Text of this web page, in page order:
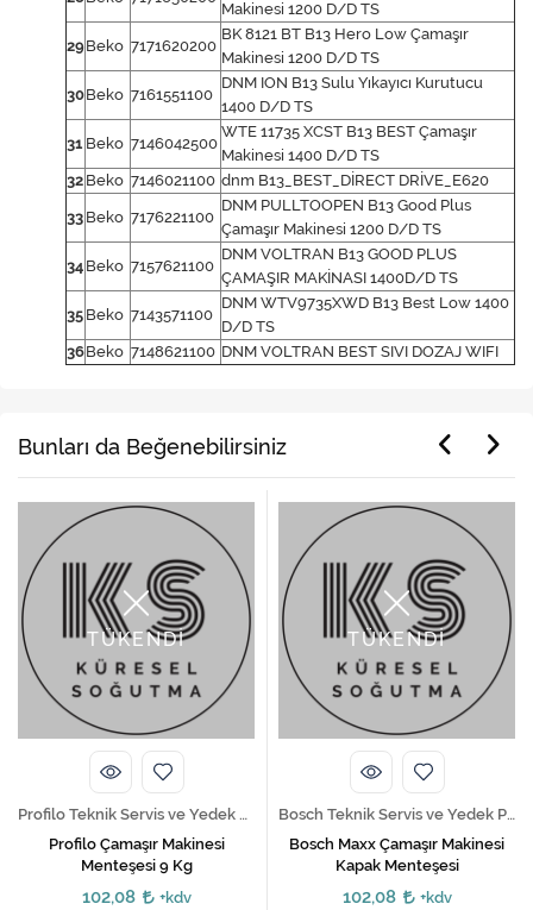
Makinesi 1200 D/D TS
29Beko 7171620200
BK 8121 BT B13 Hero Low Çamaşır
Makinesi 1200 D/D TS
30Beko 7161551100
DNM ION B13 Sulu Yıkayıcı Kurutucu
1400 D/D TS
31 Beko 7146042500
WTE 11735 XCST B13 BEST Çamaşır
Makinesi 1400 D/D TS
32 Beko 7146021100 dnm B13_BEST_DİRECT DRİVE_E620
33 Beko 7176221100
DNM PULLTOOPEN B13 Good Plus
Çamaşır Makinesi 1200 D/D TS
34 Beko 7157621100
DNM VOLTRAN B13 GOOD PLUS
ÇAMAŞIR MAKİNASI 1400D/D TS
35 Beko 7143571100
DNM WTV9735XWD B13 Best Low 1400
D/D TS
36Beko 7148621100 DNM VOLTRAN BEST SIVI DOZAJ WIFI
Bunları da Beğenebilirsiniz
TÜKENDİ
Profilo Teknik Servis ve Yedek Parça Hizmetleri
Profilo Çamaşır Makinesi
Menteşesi 9 Kg
102,08 +kdv
TÜKENDİ
Bosch Teknik Servis ve Yedek Parça Hizmetleri
Bosch Maxx Çamaşır Makinesi
Kapak Menteşesi
102,08 +kdv